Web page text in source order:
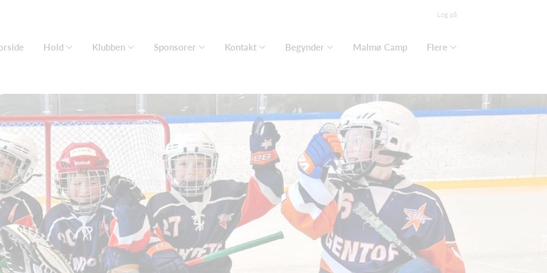
Log på
Hold Klubben Sponsorer Kontakt Begynder Malmø Camp Flere